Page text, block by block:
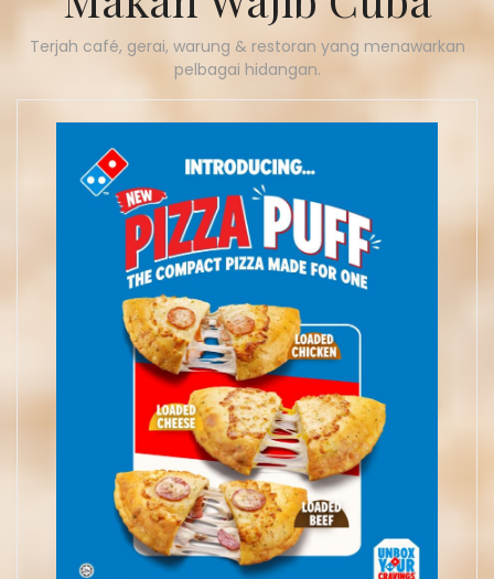
Terjah café, gerai, warung & restoran yang menawarkan
pelbagai hidangan.